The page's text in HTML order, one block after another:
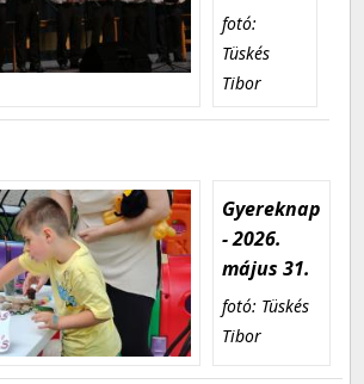
fotó:
Tüskés
Tibor
Gyereknap
- 2026.
május 31.
fotó: Tüskés
Tibor